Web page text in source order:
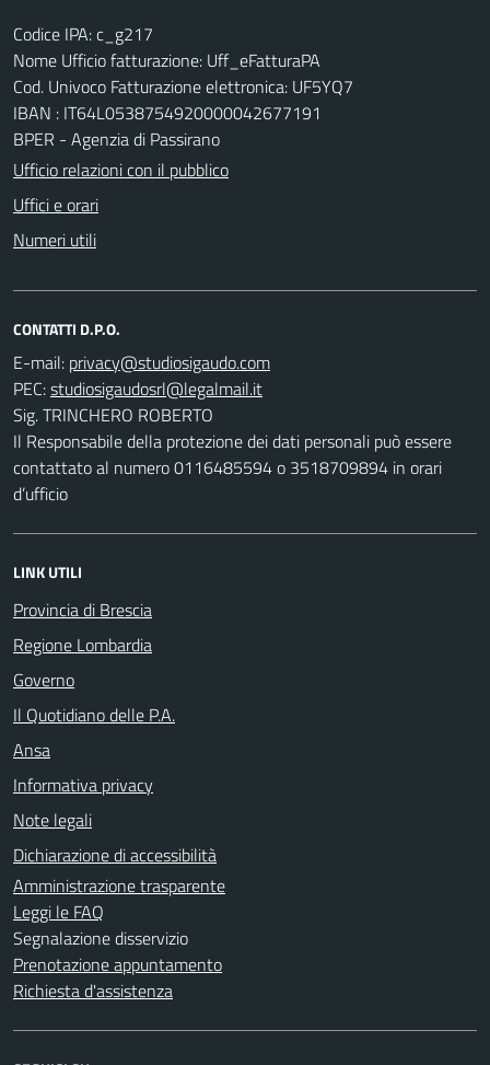
Codice IPA: c_g217
Nome Ufficio fatturazione: Uff_eFatturaPA
Cod. Univoco Fatturazione elettronica: UF5YQ7
IBAN : IT64L0538754920000042677191
BPER - Agenzia di Passirano
Ufficio relazioni con il pubblico
Uffici e orari
Numeri utili
CONTATTI D.P.O.
E-mail:
PEC:
Sig. TRINCHERO ROBERTO
Il Responsabile della protezione dei dati personali può essere
contattato al numero 0116485594 o 3518709894 in orari
d’ufficio
LINK UTILI
Provincia di Brescia
Regione Lombardia
Governo
Il Quotidiano delle P.A.
Ansa
Informativa privacy
Note legali
Dichiarazione di accessibilità
Amministrazione trasparente
Leggi le FAQ
Segnalazione disservizio
Prenotazione appuntamento
Richiesta d'assistenza